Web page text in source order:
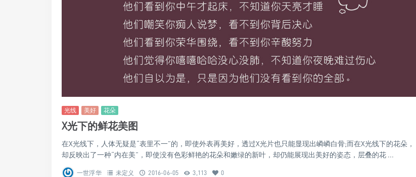
光线 美好 花朵
X光下的鲜花美图
在X光线下，人体无疑是“表里不一”的，即使外表再美好，透过X光片也只能显现出嶙嶙白骨;而在X光线下的花朵，
却反映出了一种“内在美”，即使没有色彩鲜艳的花朵和嫩绿的新叶，却仍能展现出美好的姿态，层叠的花 ...
一世浮华 未定义 2016-06-05 3,113 0